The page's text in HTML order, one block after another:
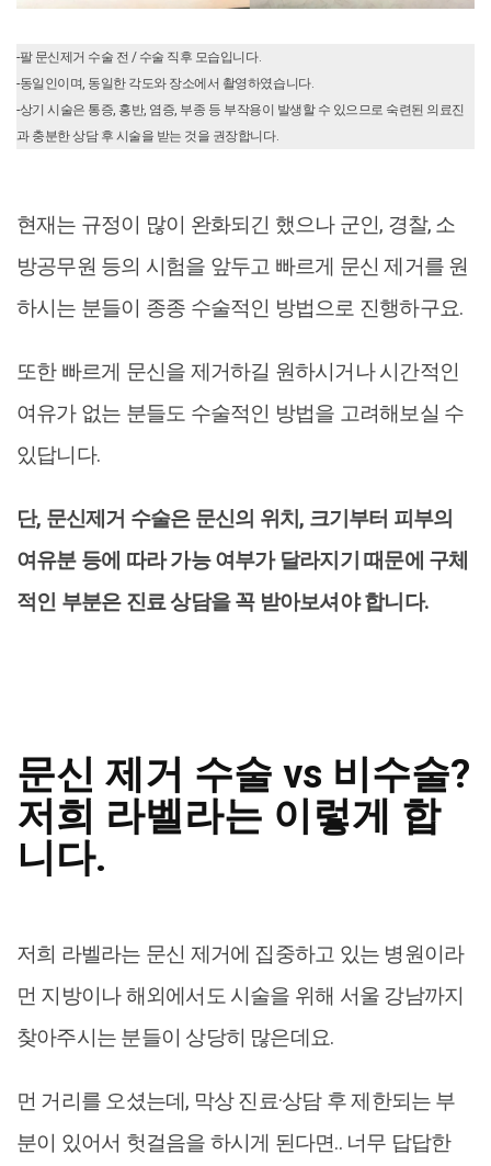
-팔 문신제거 수술 전 / 수술 직후 모습입니다.
-동일인이며, 동일한 각도와 장소에서 촬영하였습니다.
-상기 시술은 통증, 홍반, 염증, 부종 등 부작용이 발생할 수 있으므로 숙련된 의료진
과 충분한 상담 후 시술을 받는 것을 권장합니다.
현재는 규정이 많이 완화되긴 했으나 군인, 경찰, 소
방공무원 등의 시험을 앞두고 빠르게 문신 제거를 원
하시는 분들이 종종 수술적인 방법으로 진행하구요.
또한 빠르게 문신을 제거하길 원하시거나 시간적인
여유가 없는 분들도 수술적인 방법을 고려해보실 수
있답니다.
단, 문신제거 수술은 문신의 위치, 크기부터 피부의
여유분 등에 따라 가능 여부가 달라지기 때문에 구체
적인 부분은 진료 상담을 꼭 받아보셔야 합니다.
문신 제거 수술 vs 비수술?
저희 라벨라는 이렇게 합
니다.
저희 라벨라는 문신 제거에 집중하고 있는 병원이라
먼 지방이나 해외에서도 시술을 위해 서울 강남까지
찾아주시는 분들이 상당히 많은데요.
먼 거리를 오셨는데, 막상 진료·상담 후 제한되는 부
분이 있어서 헛걸음을 하시게 된다면.. 너무 답답한